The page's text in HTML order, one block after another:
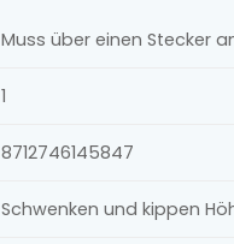
Muss über einen Stecker
1
8712746145847
Schwenken und kippen